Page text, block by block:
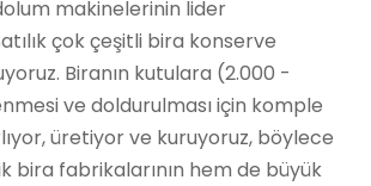
makinelerinin lider
çok çeşitli bira konserve
Biranın kutulara (2.000 -
ve doldurulması için komple
üretiyor ve kuruyoruz, böylece
bira fabrikalarının hem de büyük